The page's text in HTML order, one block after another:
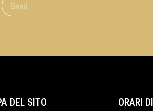
DEL SITO ORARI